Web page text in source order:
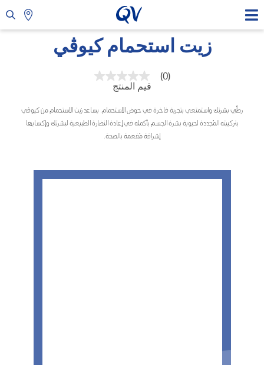
زيت استحمام كيوڤي
بلا
رابط
نفس
الصفحة.
(0)
قيم المنتج
رطِّبي بشرتك واستمتعي بتجربة فاخرة في حوض الاستحمام. يساعد زيت الاستحمام من كيوڤي
بتركيبته المُجددة لحيوية بشرة الجسم بأكمله في إعادة النضارة الطبيعية لبشرتك وإكسابها
إشراقة مُفعمة بالصحة.